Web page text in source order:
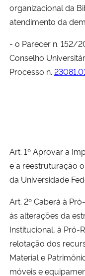
Gabinete de Segurança
Advocacia-Geral da União
Banco Central do Brasil
organizacional da
atendimento da
- o Parecer n. 152/
Conselho
Processo n.
Art. 1º Aprovar a
e a reestruturação
da Universidade
Art. 2º Caberá à
às alterações da
Institucional, à Pró-
relotação dos
Material e
móveis e